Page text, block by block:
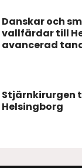
Danskar och
vallfärdar till
avancerad
Stjärnkirurgen
Helsingborg